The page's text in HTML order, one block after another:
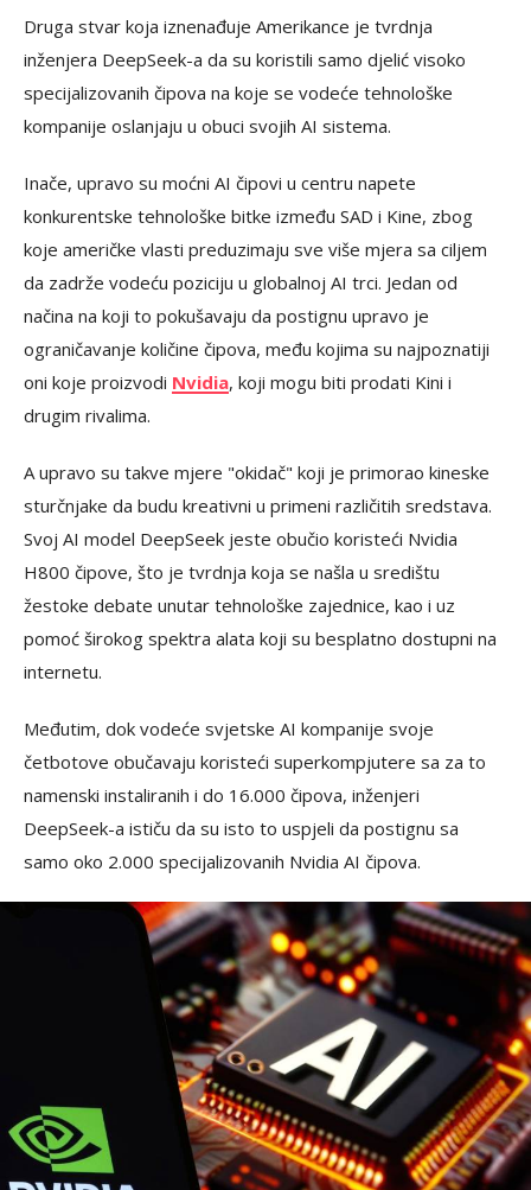
Druga stvar koja iznenađuje Amerikance je tvrdnja
inženjera DeepSeek-a da su koristili samo djelić visoko
specijalizovanih čipova na koje se vodeće tehnološke
kompanije oslanjaju u obuci svojih AI sistema.
Inače, upravo su moćni AI čipovi u centru napete
konkurentske tehnološke bitke između SAD i Kine, zbog
koje američke vlasti preduzimaju sve više mjera sa ciljem
da zadrže vodeću poziciju u globalnoj AI trci. Jedan od
načina na koji to pokušavaju da postignu upravo je
ograničavanje količine čipova, među kojima su najpoznatiji
oni koje proizvodi Nvidia, koji mogu biti prodati Kini i
drugim rivalima.
A upravo su takve mjere "okidač" koji je primorao kineske
sturčnjake da budu kreativni u primeni različitih sredstava.
Svoj AI model DeepSeek jeste obučio koristeći Nvidia
H800 čipove, što je tvrdnja koja se našla u središtu
žestoke debate unutar tehnološke zajednice, kao i uz
pomoć širokog spektra alata koji su besplatno dostupni na
internetu.
Međutim, dok vodeće svjetske AI kompanije svoje
četbotove obučavaju koristeći superkompjutere sa za to
namenski instaliranih i do 16.000 čipova, inženjeri
DeepSeek-a ističu da su isto to uspjeli da postignu sa
samo oko 2.000 specijalizovanih Nvidia AI čipova.